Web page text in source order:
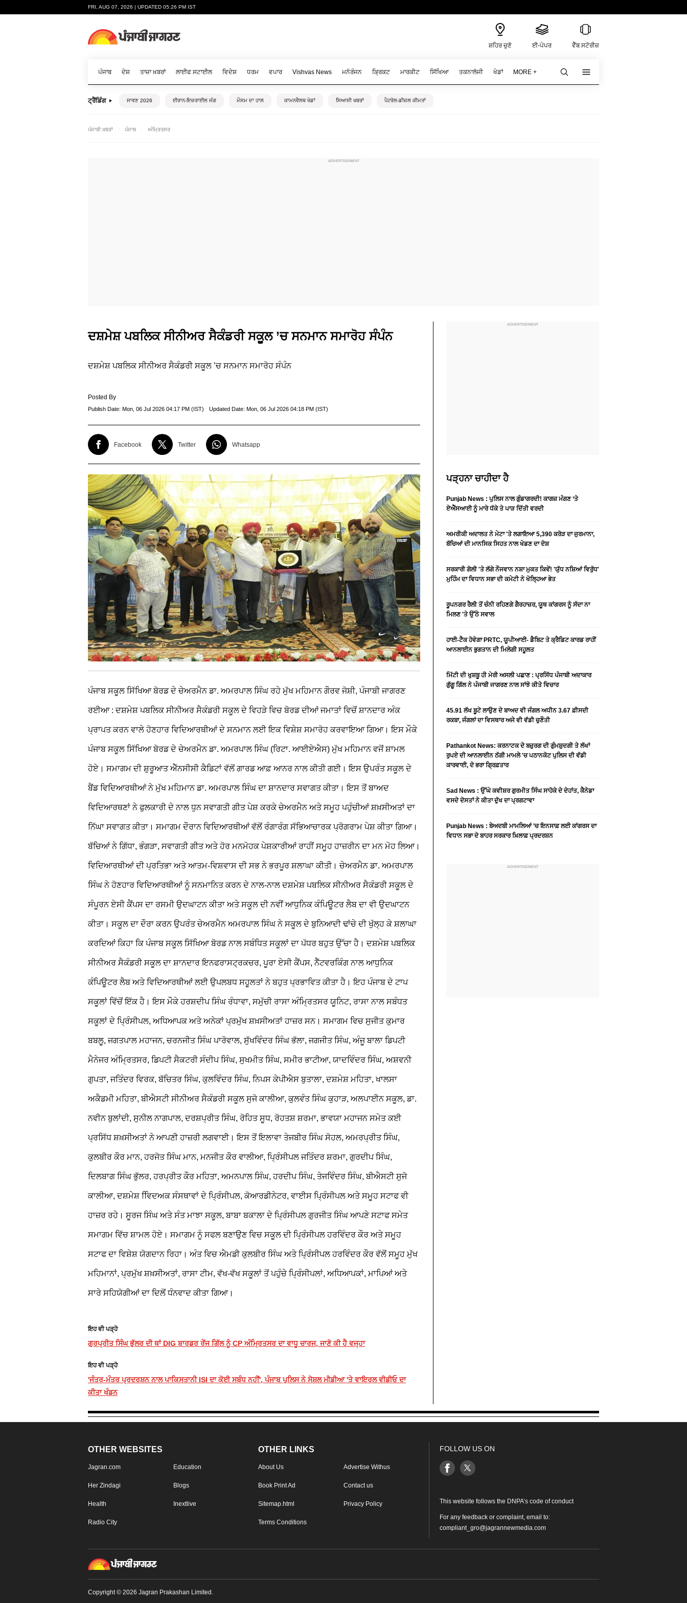
FRI, AUG 07, 2026 | UPDATED 05:26 PM IST
ਸ਼ਹਿਰ ਚੁਣੋ ਈ-ਪੇਪਰ ਵੈੱਬ ਸਟੋਰੀਜ਼
ਪੰਜਾਬ ਦੇਸ਼ ਤਾਜ਼ਾ ਖ਼ਬਰਾਂ ਲਾਈਫ ਸਟਾਈਲ ਵਿਦੇਸ਼ ਧਰਮ ਵਪਾਰ Vishvas News ਮਨੋਰੰਜਨ ਕ੍ਰਿਕਟ ਮਾਰਕੀਟ ਸਿੱਖਿਆ ਤਕਨਾਲੋਜੀ ਖੇਡਾਂ MORE +
ਟ੍ਰੈਂਡਿੰਗ ਸਾਵਣ 2026 ਈਰਾਨ-ਇਜ਼ਰਾਈਲ ਜੰਗ ਮੌਸਮ ਦਾ ਹਾਲ ਕਾਮਨਵੈਲਥ ਖੇਡਾਂ ਸਿਆਸੀ ਖਬਰਾਂ ਪੈਟਰੋਲ-ਡੀਜ਼ਲ ਕੀਮਤਾਂ
ਪੰਜਾਬੀ ਖ਼ਬਰਾਂ ਪੰਜਾਬ ਅੰਮ੍ਰਿਤਸਰ
ਦਸ਼ਮੇਸ਼ ਪਬਲਿਕ ਸੀਨੀਅਰ ਸੈਕੰਡਰੀ ਸਕੂਲ ’ਚ ਸਨਮਾਨ ਸਮਾਰੋਹ ਸੰਪੰਨ
ਦਸ਼ਮੇਸ਼ ਪਬਲਿਕ ਸੀਨੀਅਰ ਸੈਕੰਡਰੀ ਸਕੂਲ ’ਚ ਸਨਮਾਨ ਸਮਾਰੋਹ ਸੰਪੰਨ
Posted By
Publish Date: Mon, 06 Jul 2026 04:17 PM (IST) Updated Date: Mon, 06 Jul 2026 04:18 PM (IST)
Facebook Twitter Whatsapp
ਪੰਜਾਬ ਸਕੂਲ ਸਿੱਖਿਆ ਬੋਰਡ ਦੇ ਚੇਅਰਮੈਨ ਡਾ. ਅਮਰਪਾਲ ਸਿੰਘ ਰਹੇ ਮੁੱਖ ਮਹਿਮਾਨ ਗੌਰਵ ਜੋਸ਼ੀ, ਪੰਜਾਬੀ ਜਾਗਰਣ
ਰਈਆ : ਦਸ਼ਮੇਸ਼ ਪਬਲਿਕ ਸੀਨੀਅਰ ਸੈਕੰਡਰੀ ਸਕੂਲ ਦੇ ਵਿਹੜੇ ਵਿਚ ਬੋਰਡ ਦੀਆਂ ਜਮਾਤਾਂ ਵਿਚੋਂ ਸ਼ਾਨਦਾਰ ਅੰਕ
ਪ੍ਰਾਪਤ ਕਰਨ ਵਾਲੇ ਹੋਣਹਾਰ ਵਿਦਿਆਰਥੀਆਂ ਦੇ ਸਨਮਾਨ ਲਈ ਇਕ ਵਿਸ਼ੇਸ਼ ਸਮਾਰੋਹ ਕਰਵਾਇਆ ਗਿਆ। ਇਸ ਮੌਕੇ
ਪੰਜਾਬ ਸਕੂਲ ਸਿੱਖਿਆ ਬੋਰਡ ਦੇ ਚੇਅਰਮੈਨ ਡਾ. ਅਮਰਪਾਲ ਸਿੰਘ (ਰਿਟਾ. ਆਈਏਐਸ) ਮੁੱਖ ਮਹਿਮਾਨ ਵਜੋਂ ਸ਼ਾਮਲ
ਹੋਏ। ਸਮਾਗਮ ਦੀ ਸ਼ੁਰੂਆਤ ਐੱਨਸੀਸੀ ਕੈਡਿਟਾਂ ਵੱਲੋਂ ਗਾਰਡ ਆਫ਼ ਆਨਰ ਨਾਲ ਕੀਤੀ ਗਈ। ਇਸ ਉਪਰੰਤ ਸਕੂਲ ਦੇ
ਬੈਂਡ ਵਿਦਿਆਰਥੀਆਂ ਨੇ ਮੁੱਖ ਮਹਿਮਾਨ ਡਾ. ਅਮਰਪਾਲ ਸਿੰਘ ਦਾ ਸ਼ਾਨਦਾਰ ਸਵਾਗਤ ਕੀਤਾ। ਇਸ ਤੋਂ ਬਾਅਦ
ਵਿਦਿਆਰਥਣਾਂ ਨੇ ਫੁਲਕਾਰੀ ਦੇ ਨਾਲ ਧੁਨ ਸਵਾਗਤੀ ਗੀਤ ਪੇਸ਼ ਕਰਕੇ ਚੇਅਰਮੈਨ ਅਤੇ ਸਮੂਹ ਪਹੁੰਚੀਆਂ ਸ਼ਖ਼ਸੀਅਤਾਂ ਦਾ
ਨਿੱਘਾ ਸਵਾਗਤ ਕੀਤਾ। ਸਮਾਗਮ ਦੌਰਾਨ ਵਿਦਿਆਰਥੀਆਂ ਵੱਲੋਂ ਰੰਗਾਰੰਗ ਸੱਭਿਆਚਾਰਕ ਪ੍ਰੋਗਰਾਮ ਪੇਸ਼ ਕੀਤਾ ਗਿਆ।
ਬੱਚਿਆਂ ਨੇ ਗਿੱਧਾ, ਭੰਗੜਾ, ਸਵਾਗਤੀ ਗੀਤ ਅਤੇ ਹੋਰ ਮਨਮੋਹਕ ਪੇਸ਼ਕਾਰੀਆਂ ਰਾਹੀਂ ਸਮੂਹ ਹਾਜ਼ਰੀਨ ਦਾ ਮਨ ਮੋਹ ਲਿਆ।
ਵਿਦਿਆਰਥੀਆਂ ਦੀ ਪ੍ਰਤਿਭਾ ਅਤੇ ਆਤਮ-ਵਿਸ਼ਵਾਸ ਦੀ ਸਭ ਨੇ ਭਰਪੂਰ ਸ਼ਲਾਘਾ ਕੀਤੀ। ਚੇਅਰਮੈਨ ਡਾ. ਅਮਰਪਾਲ
ਸਿੰਘ ਨੇ ਹੋਣਹਾਰ ਵਿਦਿਆਰਥੀਆਂ ਨੂੰ ਸਨਮਾਨਿਤ ਕਰਨ ਦੇ ਨਾਲ-ਨਾਲ ਦਸ਼ਮੇਸ਼ ਪਬਲਿਕ ਸੀਨੀਅਰ ਸੈਕੰਡਰੀ ਸਕੂਲ ਦੇ
ਸੰਪੂਰਨ ਏਸੀ ਕੈਂਪਸ ਦਾ ਰਸਮੀ ਉਦਘਾਟਨ ਕੀਤਾ ਅਤੇ ਸਕੂਲ ਦੀ ਨਵੀਂ ਆਧੁਨਿਕ ਕੰਪਿਊਟਰ ਲੈਬ ਦਾ ਵੀ ਉਦਘਾਟਨ
ਕੀਤਾ। ਸਕੂਲ ਦਾ ਦੌਰਾ ਕਰਨ ਉਪਰੰਤ ਚੇਅਰਮੈਨ ਅਮਰਪਾਲ ਸਿੰਘ ਨੇ ਸਕੂਲ ਦੇ ਬੁਨਿਆਦੀ ਢਾਂਚੇ ਦੀ ਖੁੱਲ੍ਹ ਕੇ ਸ਼ਲਾਘਾ
ਕਰਦਿਆਂ ਕਿਹਾ ਕਿ ਪੰਜਾਬ ਸਕੂਲ ਸਿੱਖਿਆ ਬੋਰਡ ਨਾਲ ਸਬੰਧਿਤ ਸਕੂਲਾਂ ਦਾ ਪੱਧਰ ਬਹੁਤ ਉੱਚਾ ਹੈ। ਦਸ਼ਮੇਸ਼ ਪਬਲਿਕ
ਸੀਨੀਅਰ ਸੈਕੰਡਰੀ ਸਕੂਲ ਦਾ ਸ਼ਾਨਦਾਰ ਇਨਫਰਾਸਟ੍ਰਕਚਰ, ਪੂਰਾ ਏਸੀ ਕੈਂਪਸ, ਨੈੱਟਵਰਕਿੰਗ ਨਾਲ ਆਧੁਨਿਕ
ਕੰਪਿਊਟਰ ਲੈਬ ਅਤੇ ਵਿਦਿਆਰਥੀਆਂ ਲਈ ਉਪਲਬਧ ਸਹੂਲਤਾਂ ਨੇ ਬਹੁਤ ਪ੍ਰਭਾਵਿਤ ਕੀਤਾ ਹੈ। ਇਹ ਪੰਜਾਬ ਦੇ ਟਾਪ
ਸਕੂਲਾਂ ਵਿੱਚੋਂ ਇੱਕ ਹੈ।ਇਸ ਮੌਕੇ ਹਰਸ਼ਦੀਪ ਸਿੰਘ ਰੰਧਾਵਾ, ਸਮੁੱਚੀ ਰਾਸਾ ਅੰਮ੍ਰਿਤਸਰ ਯੂਨਿਟ, ਰਾਸਾ ਨਾਲ ਸਬੰਧਤ
ਸਕੂਲਾਂ ਦੇ ਪ੍ਰਿੰਸੀਪਲ, ਅਧਿਆਪਕ ਅਤੇ ਅਨੇਕਾਂ ਪ੍ਰਮੁੱਖ ਸ਼ਖ਼ਸੀਅਤਾਂ ਹਾਜ਼ਰ ਸਨ। ਸਮਾਗਮ ਵਿਚ ਸੁਜੀਤ ਕੁਮਾਰ
ਬਬਲੂ, ਜਗਤਪਾਲ ਮਹਾਜਨ, ਚਰਨਜੀਤ ਸਿੰਘ ਪਾਰੋਵਾਲ, ਸੁੱਖਵਿੰਦਰ ਸਿੰਘ ਭੱਲਾ, ਜਗਜੀਤ ਸਿੰਘ, ਅੰਜੂ ਬਾਲਾ ਡਿਪਟੀ
ਮੈਨੇਜਰ ਅੰਮ੍ਰਿਤਸਰ, ਡਿਪਟੀ ਸੈਕਟਰੀ ਸੰਦੀਪ ਸਿੰਘ, ਸੁਖਮੀਤ ਸਿੰਘ, ਸਮੀਰ ਭਾਟੀਆ, ਯਾਦਵਿੰਦਰ ਸਿੰਘ, ਅਸ਼ਵਨੀ
ਗੁਪਤਾ, ਜਤਿੰਦਰ ਵਿਰਕ, ਬੱਚਿਤਰ ਸਿੰਘ, ਕੁਲਵਿੰਦਰ ਸਿੰਘ, ਨਿਪਸ ਕੇਪੀਐਸ ਬੁਤਾਲਾ, ਦਸ਼ਮੇਸ਼ ਮਹਿਤਾ, ਖਾਲਸਾ
ਅਕੈਡਮੀ ਮਹਿਤਾ, ਬੀਐਸਟੀ ਸੀਨੀਅਰ ਸੈਕੰਡਰੀ ਸਕੂਲ ਸੁਜੋ ਕਾਲੀਆ, ਕੁਲਵੰਤ ਸਿੰਘ ਕੁਹਾੜ, ਅਲਪਾਈਨ ਸਕੂਲ, ਡਾ.
ਨਵੀਨ ਬੁਲਾਂਦੀ, ਸੁਨੀਲ ਨਾਗਪਾਲ, ਦਰਸ਼ਪ੍ਰੀਤ ਸਿੰਘ, ਰੋਹਿਤ ਸੂਧ, ਰੋਹਤਸ਼ ਸ਼ਰਮਾ, ਭਾਵਯਾ ਮਹਾਜਨ ਸਮੇਤ ਕਈ
ਪ੍ਰਸਿੱਧ ਸ਼ਖ਼ਸੀਅਤਾਂ ਨੇ ਆਪਣੀ ਹਾਜ਼ਰੀ ਲਗਵਾਈ। ਇਸ ਤੋਂ ਇਲਾਵਾ ਤੇਜਬੀਰ ਸਿੰਘ ਸੋਹਲ, ਅਮਰਪ੍ਰੀਤ ਸਿੰਘ,
ਕੁਲਬੀਰ ਕੌਰ ਮਾਨ, ਹਰਜੋਤ ਸਿੰਘ ਮਾਨ, ਮਨਜੀਤ ਕੌਰ ਵਾਲੀਆ, ਪ੍ਰਿੰਸੀਪਲ ਜਤਿੰਦਰ ਸ਼ਰਮਾ, ਗੁਰਦੀਪ ਸਿੰਘ,
ਦਿਲਬਾਗ ਸਿੰਘ ਭੁੱਲਰ, ਹਰਪ੍ਰੀਤ ਕੌਰ ਮਹਿਤਾ, ਅਮਨਪਾਲ ਸਿੰਘ, ਹਰਦੀਪ ਸਿੰਘ, ਤੇਜਵਿੰਦਰ ਸਿੰਘ, ਬੀਐਸਟੀ ਸੁਜੋ
ਕਾਲੀਆ, ਦਸ਼ਮੇਸ਼ ਵਿਿਦਅਕ ਸੰਸਥਾਵਾਂ ਦੇ ਪ੍ਰਿੰਸੀਪਲ, ਕੋਆਰਡੀਨੇਟਰ, ਵਾਈਸ ਪ੍ਰਿੰਸੀਪਲ ਅਤੇ ਸਮੂਹ ਸਟਾਫ ਵੀ
ਹਾਜ਼ਰ ਰਹੇ। ਸੂਰਜ ਸਿੰਘ ਅਤੇ ਸੰਤ ਮਾਝਾ ਸਕੂਲ, ਬਾਬਾ ਬਕਾਲਾ ਦੇ ਪ੍ਰਿੰਸੀਪਲ ਗੁਰਜੀਤ ਸਿੰਘ ਆਪਣੇ ਸਟਾਫ ਸਮੇਤ
ਸਮਾਗਮ ਵਿੱਚ ਸ਼ਾਮਲ ਹੋਏ। ਸਮਾਗਮ ਨੂੰ ਸਫਲ ਬਣਾਉਣ ਵਿਚ ਸਕੂਲ ਦੀ ਪ੍ਰਿੰਸੀਪਲ ਹਰਵਿੰਦਰ ਕੌਰ ਅਤੇ ਸਮੂਹ
ਸਟਾਫ ਦਾ ਵਿਸ਼ੇਸ਼ ਯੋਗਦਾਨ ਰਿਹਾ। ਅੰਤ ਵਿਚ ਐਮਡੀ ਕੁਲਬੀਰ ਸਿੰਘ ਅਤੇ ਪ੍ਰਿੰਸੀਪਲ ਹਰਵਿੰਦਰ ਕੌਰ ਵੱਲੋਂ ਸਮੂਹ ਮੁੱਖ
ਮਹਿਮਾਨਾਂ, ਪ੍ਰਮੁੱਖ ਸ਼ਖ਼ਸੀਅਤਾਂ, ਰਾਸਾ ਟੀਮ, ਵੱਖ-ਵੱਖ ਸਕੂਲਾਂ ਤੋਂ ਪਹੁੰਚੇ ਪ੍ਰਿੰਸੀਪਲਾਂ, ਅਧਿਆਪਕਾਂ, ਮਾਪਿਆਂ ਅਤੇ
ਸਾਰੇ ਸਹਿਯੋਗੀਆਂ ਦਾ ਦਿਲੋਂ ਧੰਨਵਾਦ ਕੀਤਾ ਗਿਆ।
ਇਹ ਵੀ ਪੜ੍ਹੋ
ਗੁਰਪ੍ਰੀਤ ਸਿੰਘ ਭੁੱਲਰ ਦੀ ਥਾਂ DIG ਬਾਰਡਰ ਰੇਂਜ ਗਿੱਲ ਨੂੰ CP ਅੰਮ੍ਰਿਤਸਰ ਦਾ ਵਾਧੂ ਚਾਰਜ, ਜਾਣੋ ਕੀ ਹੈ ਵਜ੍ਹਾ
ਇਹ ਵੀ ਪੜ੍ਹੋ
'ਜੰਤਰ-ਮੰਤਰ ਪ੍ਰਦਰਸ਼ਨ ਨਾਲ ਪਾਕਿਸਤਾਨੀ ISI ਦਾ ਕੋਈ ਸਬੰਧ ਨਹੀਂ', ਪੰਜਾਬ ਪੁਲਿਸ ਨੇ ਸੋਸ਼ਲ ਮੀਡੀਆ 'ਤੇ ਵਾਇਰਲ ਵੀਡੀਓ ਦਾ
ਕੀਤਾ ਖੰਡਨ
ਪੜ੍ਹਨਾ ਚਾਹੀਦਾ ਹੈ
Punjab News : ਪੁਲਿਸ ਨਾਲ ਗੁੰਡਾਗਰਦੀ! ਕਾਗਜ਼ ਮੰਗਣ ‘ਤੇ
ਏਐੱਸਆਈ ਨੂੰ ਮਾਰੇ ਧੱਕੇ ਤੇ ਪਾੜ ਦਿੱਤੀ ਵਰਦੀ
ਅਮਰੀਕੀ ਅਦਾਲਤ ਨੇ ਮੇਟਾ 'ਤੇ ਲਗਾਇਆ 5,390 ਕਰੋੜ ਦਾ ਜੁਰਮਾਨਾ,
ਬੱਚਿਆਂ ਦੀ ਮਾਨਸਿਕ ਸਿਹਤ ਨਾਲ ਖੇਡਣ ਦਾ ਦੋਸ਼
ਸਰਕਾਰੀ ਗੋਲੀ 'ਤੇ ਲੱਗੇ ਨੌਜਵਾਨ ਨਸ਼ਾ ਮੁਕਤ ਕਿਵੇਂ! 'ਯੁੱਧ ਨਸ਼ਿਆਂ ਵਿਰੁੱਧ'
ਮੁਹਿੰਮ ਦਾ ਵਿਧਾਨ ਸਭਾ ਦੀ ਕਮੇਟੀ ਨੇ ਖੋਲ੍ਹਿਆ ਭੇਤ
ਰੂਪਨਗਰ ਰੈਲੀ ਤੋਂ ਚੰਨੀ ਰਹਿਣਗੇ ਗੈਰਹਾਜ਼ਰ, ਯੂਥ ਕਾਂਗਰਸ ਨੂੰ ਸੱਦਾ ਨਾ
ਮਿਲਣ 'ਤੇ ਉੱਠੇ ਸਵਾਲ
ਹਾਈ-ਟੈਕ ਹੋਵੇਗਾ PRTC, ਯੂਪੀਆਈ- ਡੈਬਿਟ ਤੇ ਕ੍ਰੈਡਿਟ ਕਾਰਡ ਰਾਹੀਂ
ਆਨਲਾਈਨ ਭੁਗਤਾਨ ਦੀ ਮਿਲੇਗੀ ਸਹੂਲਤ
ਮਿੱਟੀ ਦੀ ਖੁਸ਼ਬੂ ਹੀ ਮੇਰੀ ਅਸਲੀ ਪਛਾਣ : ਪ੍ਰਸਿੱਧ ਪੰਜਾਬੀ ਅਦਾਕਾਰ
ਗੁੱਗੂ ਗਿੱਲ ਨੇ ਪੰਜਾਬੀ ਜਾਗਰਣ ਨਾਲ ਸਾਂਝੇ ਕੀਤੇ ਵਿਚਾਰ
45.91 ਲੱਖ ਬੂਟੇ ਲਾਉਣ ਦੇ ਬਾਅਦ ਵੀ ਜੰਗਲ ਅਧੀਨ 3.67 ਫ਼ੀਸਦੀ
ਰਕਬਾ, ਜੰਗਲਾਂ ਦਾ ਵਿਸਥਾਰ ਅਜੇ ਵੀ ਵੱਡੀ ਚੁਣੌਤੀ
Pathankot News: ਕਰਨਾਟਕ ਦੇ ਬਜ਼ੁਰਗ ਦੀ ਗੁੰਮਸ਼ੁਦਗੀ ਤੇ ਲੱਖਾਂ
ਰੁਪਏ ਦੀ ਆਨਲਾਈਨ ਠੱਗੀ ਮਾਮਲੇ 'ਚ ਪਠਾਨਕੋਟ ਪੁਲਿਸ ਦੀ ਵੱਡੀ
ਕਾਰਵਾਈ, ਦੋ ਭਰਾ ਗ੍ਰਿਫ਼ਤਾਰ
Sad News : ਉੱਘੇ ਕਵੀਸ਼ਰ ਗੁਰਮੀਤ ਸਿੰਘ ਸਾਹੋਕੇ ਦੇ ਦੇਹਾਂਤ, ਕੈਨੇਡਾ
ਵਸਦੇ ਦੋਸਤਾਂ ਨੇ ਕੀਤਾ ਦੁੱਖ ਦਾ ਪ੍ਰਗਟਾਵਾ
Punjab News : ਬੇਅਦਬੀ ਮਾਮਲਿਆਂ ’ਚ ਇਨਸਾਫ਼ ਲਈ ਕਾਂਗਰਸ ਦਾ
ਵਿਧਾਨ ਸਭਾ ਦੇ ਬਾਹਰ ਸਰਕਾਰ ਖ਼ਿਲਾਫ਼ ਪ੍ਰਦਰਸ਼ਨ
OTHER WEBSITES
Jagran.com Education
Her Zindagi Blogs
Health Inextlive
Radio City
OTHER LINKS
About Us Advertise Withus
Book Print Ad Contact us
Sitemap.html Privacy Policy
Terms Conditions
FOLLOW US ON
This website follows the DNPA’s code of conduct
For any feedback or complaint, email to:
compliant_gro@jagrannewmedia.com
Copyright © 2026 Jagran Prakashan Limited.